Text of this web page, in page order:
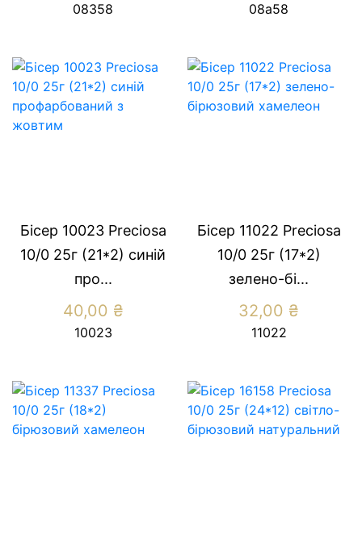
08358 08а58
Бісер 10023 Preсiosa
10/0 25г (21*2) синiй
про...
40,00 ₴
10023
Бісер 11022 Preсiosa
10/0 25г (17*2)
зелено-бi...
32,00 ₴
11022